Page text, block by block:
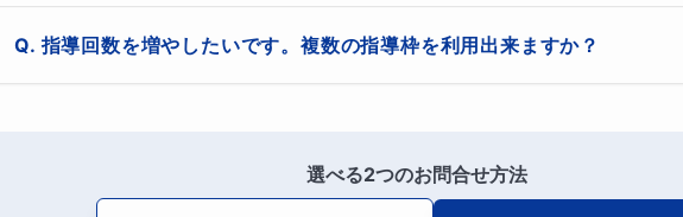
皆さんのお子さんは、こんな悩みをお持ちではありませんか？
出来ます。是非、学校に行っていない時間を有効活用して下さい。また、学校に行
ズムを維持する為にも、平日の日中を利用することは有用です。
指導回数を増やしたいです。複数の指導枠を利用出来ますか？
選べる2つのお問合せ方法